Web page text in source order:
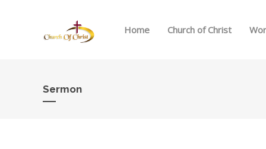
Home Church of Christ
Sermon